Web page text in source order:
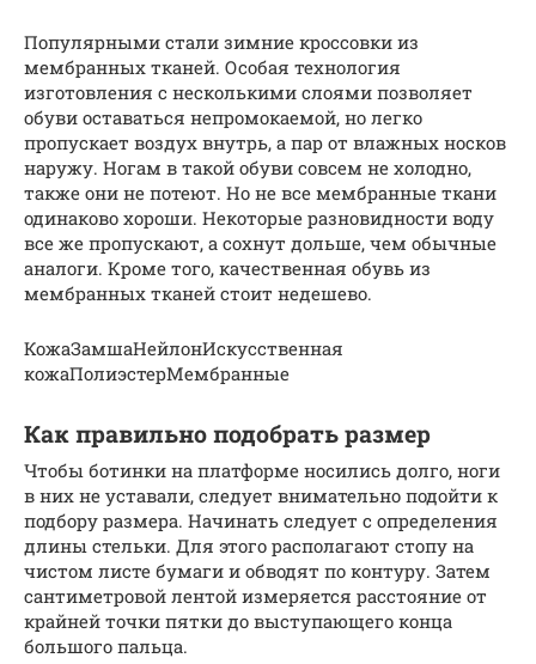
Популярными стали зимние кроссовки из
мембранных тканей. Особая технология
изготовления с несколькими слоями позволяет
обуви оставаться непромокаемой, но легко
пропускает воздух внутрь, а пар от влажных носков
наружу. Ногам в такой обуви совсем не холодно,
также они не потеют. Но не все мембранные ткани
одинаково хороши. Некоторые разновидности воду
все же пропускают, а сохнут дольше, чем обычные
аналоги. Кроме того, качественная обувь из
мембранных тканей стоит недешево.
КожаЗамшаНейлонИскусственная
кожаПолиэстерМембранные
Как правильно подобрать размер
Чтобы ботинки на платформе носились долго, ноги
в них не уставали, следует внимательно подойти к
подбору размера. Начинать следует с определения
длины стельки. Для этого располагают стопу на
чистом листе бумаги и обводят по контуру. Затем
сантиметровой лентой измеряется расстояние от
крайней точки пятки до выступающего конца
большого пальца.